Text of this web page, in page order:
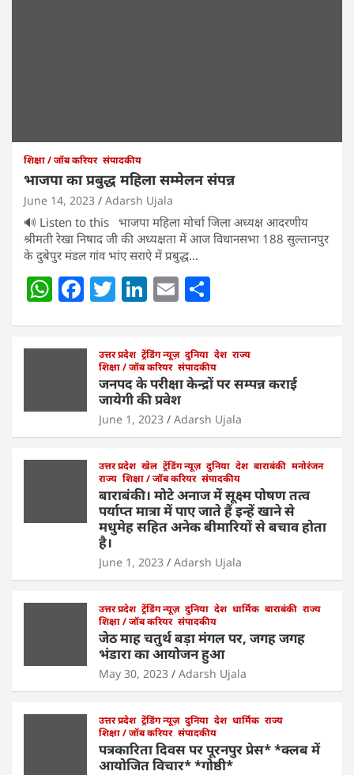
शिक्षा / जॉब करियर संपादकीय
भाजपा का प्रबुद्ध महिला सम्मेलन संपन्न
June 14, 2023 Adarsh Ujala
🔊 Listen to this भाजपा महिला मोर्चा जिला अध्यक्ष आदरणीय
श्रीमती रेखा निषाद जी की अध्यक्षता में आज विधानसभा 188 सुल्तानपुर
के दुबेपुर मंडल गांव भांए सराऐ में प्रबुद्ध…
W
at
p
p
F
c
b
o
o
k
T
er
Li
e
dI
n
E
l e
उत्तर प्रदेश ट्रेंडिंग न्यूज़ दुनिया देश राज्य
शिक्षा / जॉब करियर संपादकीय
जनपद के परीक्षा केन्द्रों पर सम्पन्न कराई
जायेगी की प्रवेश
June 1, 2023 Adarsh Ujala
उत्तर प्रदेश खेल ट्रेंडिंग न्यूज़ दुनिया देश बाराबंकी मनोरंजन
राज्य शिक्षा / जॉब करियर संपादकीय
बाराबंकी। मोटे अनाज में सूक्ष्म पोषण तत्व
पर्याप्त मात्रा में पाए जाते हैं इन्हें खाने से
मधुमेह सहित अनेक बीमारियों से बचाव होता
है।
June 1, 2023 Adarsh Ujala
उत्तर प्रदेश ट्रेंडिंग न्यूज़ दुनिया देश धार्मिक बाराबंकी राज्य
शिक्षा / जॉब करियर संपादकीय
जेठ माह चतुर्थ बड़ा मंगल पर, जगह जगह
भंडारा का आयोजन हुआ
May 30, 2023 Adarsh Ujala
उत्तर प्रदेश ट्रेंडिंग न्यूज़ दुनिया देश धार्मिक राज्य
शिक्षा / जॉब करियर संपादकीय
पत्रकारिता दिवस पर पूरनपुर प्रेस* *क्लब में
आयोजित विचार* *गोष्ठी*